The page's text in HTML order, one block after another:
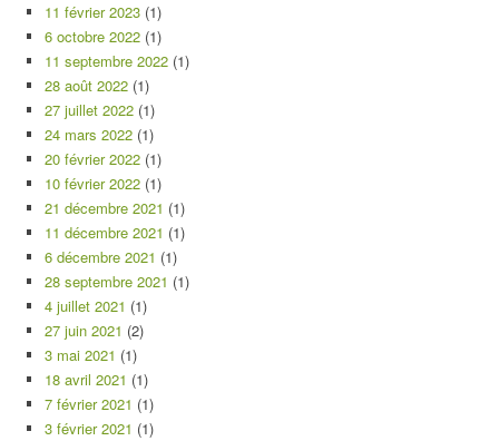
11 février 2023 (1)
6 octobre 2022 (1)
11 septembre 2022 (1)
28 août 2022 (1)
27 juillet 2022 (1)
24 mars 2022 (1)
20 février 2022 (1)
10 février 2022 (1)
21 décembre 2021 (1)
11 décembre 2021 (1)
6 décembre 2021 (1)
28 septembre 2021 (1)
4 juillet 2021 (1)
27 juin 2021 (2)
3 mai 2021 (1)
18 avril 2021 (1)
7 février 2021 (1)
3 février 2021 (1)